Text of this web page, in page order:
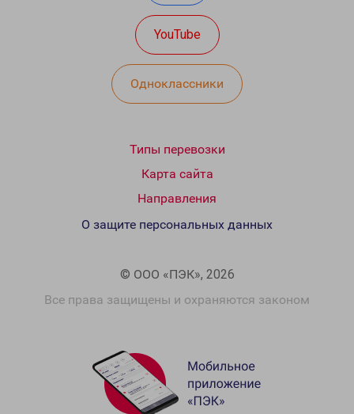
YouTube
Одноклассники
Типы перевозки
Карта сайта
Направления
© ООО «ПЭК», 2026
Все права защищены и охраняются законом
О защите персональных данных